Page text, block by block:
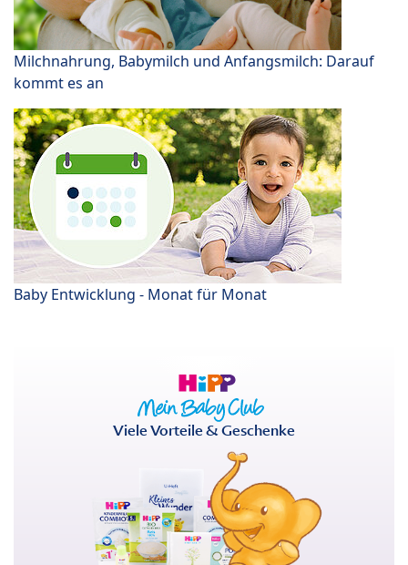
Milchnahrung, Babymilch und Anfangsmilch: Darauf
kommt es an
Baby Entwicklung - Monat für Monat
Viele Vorteile & Geschenke